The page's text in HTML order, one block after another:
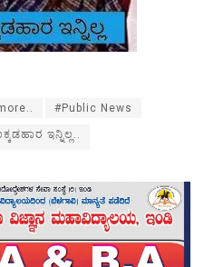
#Public News
ಇನ್ನಿಲ್ಲ..